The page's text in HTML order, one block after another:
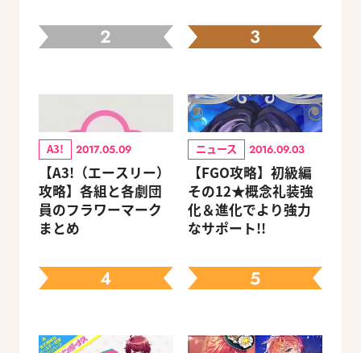
2
A3! 2017.05.09
【A3!（エースリー）
攻略】各組と各劇団
員のフラワーマーク
まとめ
3
ニュース 2016.09.03
【FGO攻略】初級編
その12★概念礼装強
化＆進化でより強力
なサポート!!
4 5